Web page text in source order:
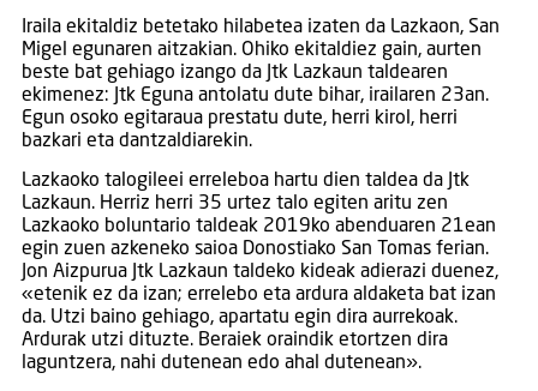
Iraila ekitaldiz betetako hilabetea izaten da Lazkaon, San
Migel egunaren aitzakian. Ohiko ekitaldiez gain, aurten
beste bat gehiago izango da Jtk Lazkaun taldearen
ekimenez: Jtk Eguna antolatu dute bihar, irailaren 23an.
Egun osoko egitaraua prestatu dute, herri kirol, herri
bazkari eta dantzaldiarekin.
Lazkaoko talogileei erreleboa hartu dien taldea da Jtk
Lazkaun. Herriz herri 35 urtez talo egiten aritu zen
Lazkaoko boluntario taldeak 2019ko abenduaren 21ean
egin zuen azkeneko saioa Donostiako San Tomas ferian.
Jon Aizpurua Jtk Lazkaun taldeko kideak adierazi duenez,
«etenik ez da izan; errelebo eta ardura aldaketa bat izan
da. Utzi baino gehiago, apartatu egin dira aurrekoak.
Ardurak utzi dituzte. Beraiek oraindik etortzen dira
laguntzera, nahi dutenean edo ahal dutenean».